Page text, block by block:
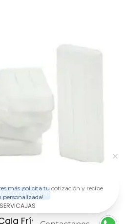
información
SERVICAJAS
Fría
más ¡solicita tu cotización y recibe
personalizada!